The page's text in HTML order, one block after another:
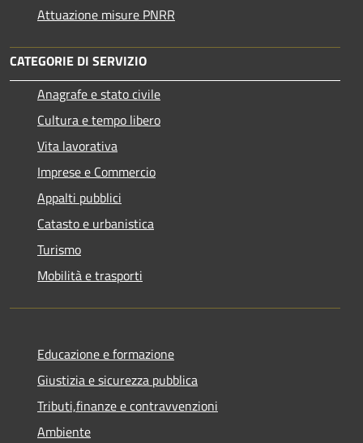
Attuazione misure PNRR
CATEGORIE DI SERVIZIO
Anagrafe e stato civile
Cultura e tempo libero
Vita lavorativa
Imprese e Commercio
Appalti pubblici
Catasto e urbanistica
Turismo
Mobilità e trasporti
Educazione e formazione
Giustizia e sicurezza pubblica
Tributi,finanze e contravvenzioni
Ambiente